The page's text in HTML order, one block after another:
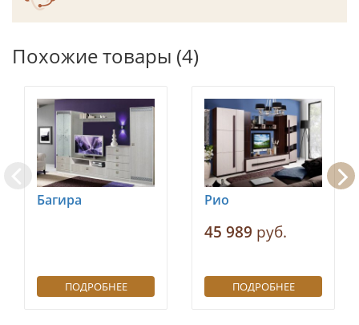
Похожие товары (4)
Багира
ПОДРОБНЕЕ
Рио
45 989 руб.
ПОДРОБНЕЕ